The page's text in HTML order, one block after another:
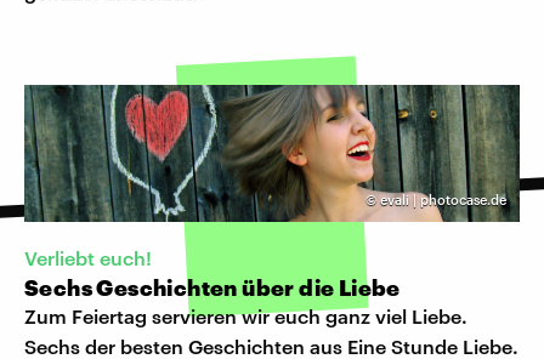
© evali | photocase.de
Verliebt euch!
Sechs Geschichten über die Liebe
Zum Feiertag servieren wir euch ganz viel Liebe.
Sechs der besten Geschichten aus Eine Stunde Liebe.